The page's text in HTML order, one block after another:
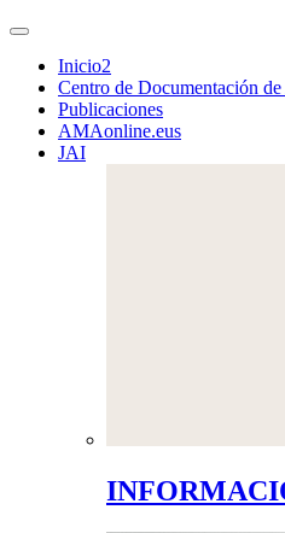
Inicio2
Centro de Documentación
Publicaciones
AMAonline.eus
JAI